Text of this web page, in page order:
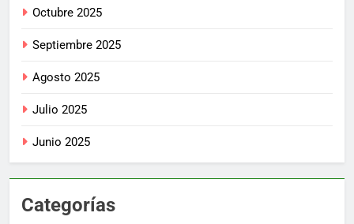
Octubre 2025
Septiembre 2025
Agosto 2025
Julio 2025
Junio 2025
Categorías